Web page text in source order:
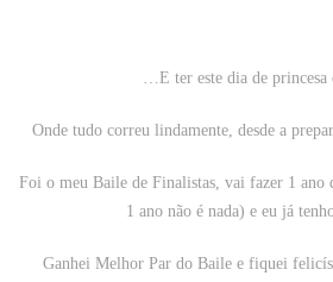
…E ter este dia de princesa
Onde tudo correu lindamente, desde a
Foi o meu Baile de Finalistas, vai fazer 1 ano
1 ano não é nada) e eu já
Ganhei Melhor Par do Baile e fiquei